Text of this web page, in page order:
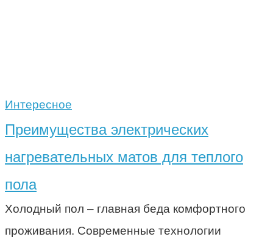
Интересное
Преимущества электрических
нагревательных матов для теплого
пола
Холодный пол – главная беда комфортного
проживания. Современные технологии